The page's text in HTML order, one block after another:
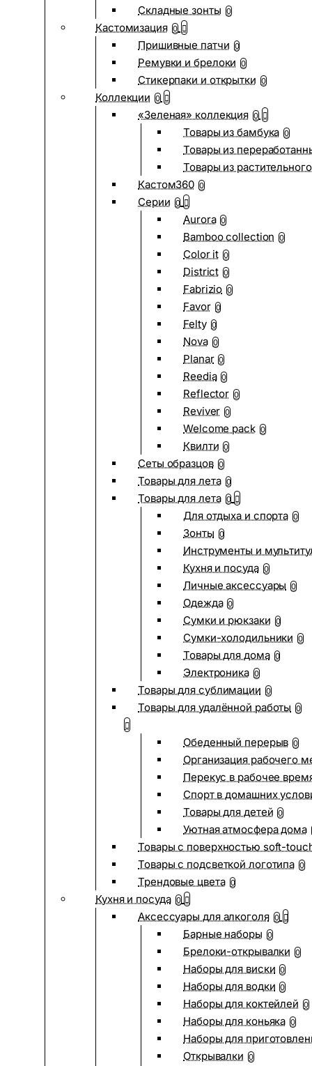
Складные зонты 0
Кастомизация 0
Пришивные патчи 0
Ремувки и брелоки 0
Стикерпаки и открытки 0
Коллекции 0
«Зеленая» коллекция 0
Товары из бамбука 0
Товары из
Товары из
Кастом360 0
Серии 0
Aurora 0
Bamboo collection 0
Color it 0
District 0
Fabrizio 0
Favor 0
Felty 0
Nova 0
Planar 0
Reedia 0
Reflector 0
Reviver 0
Welcome pack 0
Квилти 0
Сеты образцов 0
Товары для лета 0
Товары для лета 0
Для отдыха и спорта 0
Зонты 0
Инструменты и
Кухня и посуда 0
Личные аксессуары 0
Одежда 0
Сумки и рюкзаки 0
Сумки-холодильники 0
Товары для дома 0
Электроника 0
Товары для сублимации 0
Товары для удалённой работы 0
Обеденный перерыв 0
Организация рабочего
Перекус в рабочее
Спорт в домашних
Товары для детей 0
Уютная атмосфера дома
Товары с поверхностью soft-
Товары с подсветкой логотипа 0
Трендовые цвета 0
Кухня и посуда 0
Аксессуары для алкоголя 0
Барные наборы 0
Брелоки-открывалки 0
Наборы для виски 0
Наборы для водки 0
Наборы для коктейлей 0
Наборы для коньяка 0
Наборы для
Открывалки 0